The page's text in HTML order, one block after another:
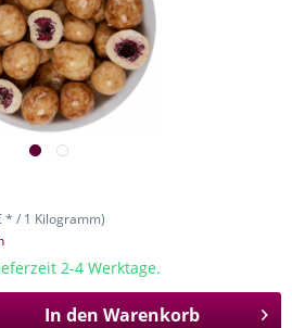
* / 1 Kilogramm)
2-4 Werktage.
In den Warenkorb